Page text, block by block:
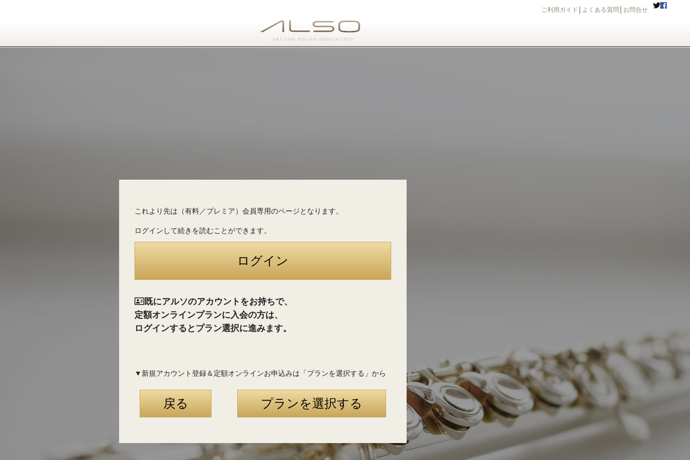
ご利用ガイド よくある質問 お問合せ
これより先は（有料／プレミア）会員専用のページとなります。
ログインして続きを読むことができます。
既にアルソのアカウントをお持ちで、
定額オンラインプランに入会の方は、
ログインするとプラン選択に進みます。
▼新規アカウント登録＆定額オンラインお申込みは「プランを選択する」から